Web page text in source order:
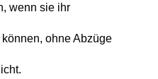
wenn sie ihr
ohne Abzüge